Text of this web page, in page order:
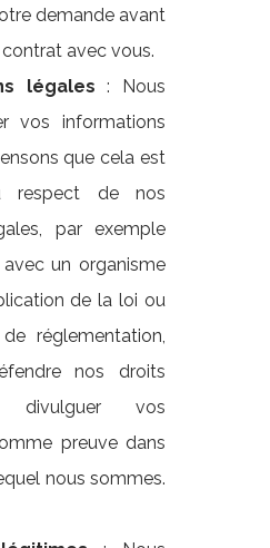
demande avant
avec vous.
légales : Nous
vos informations
que cela est
respect de nos
par exemple
un organisme
de la loi ou
réglementation,
nos droits
divulguer vos
preuve dans
nous sommes.